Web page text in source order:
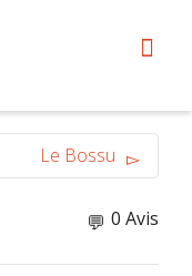
Le Bossu
0 Avis